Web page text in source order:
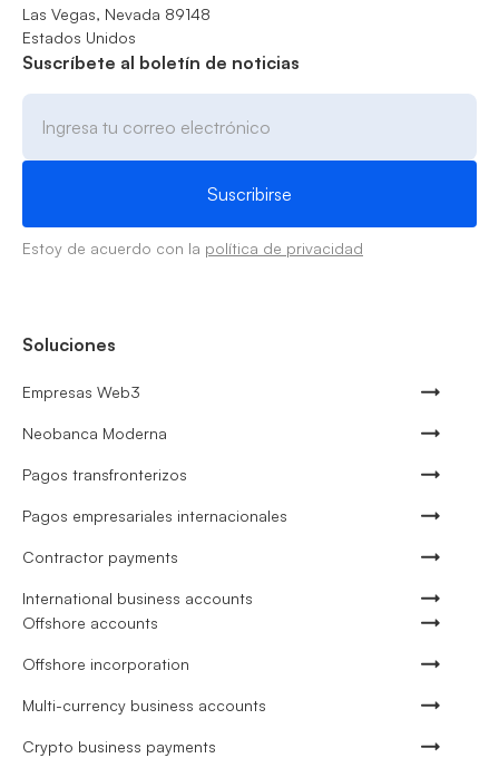
Las Vegas, Nevada 89148
Estados Unidos
Suscríbete al boletín de noticias
Estoy de acuerdo con la política de privacidad
Soluciones
Empresas Web3
Neobanca Moderna
Pagos transfronterizos
Pagos empresariales internacionales
Contractor payments
International business accounts
Offshore accounts
Offshore incorporation
Multi-currency business accounts
Crypto business payments